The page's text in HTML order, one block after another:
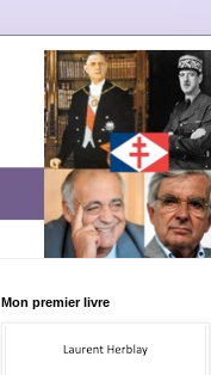
Mon premier livre